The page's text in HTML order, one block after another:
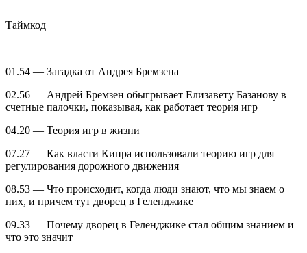
Таймкод
01.54 — Загадка от Андрея Бремзена
02.56 — Андрей Бремзен обыгрывает Елизавету Базанову в
счетные палочки, показывая, как работает теория игр
04.20 — Теория игр в жизни
07.27 — Как власти Кипра использовали теорию игр для
регулирования дорожного движения
08.53 — Что происходит, когда люди знают, что мы знаем о
них, и причем тут дворец в Геленджике
09.33 — Почему дворец в Геленджике стал общим знанием и
что это значит